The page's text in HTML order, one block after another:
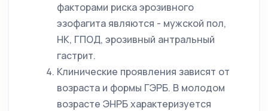
факторами риска эрозивного
эзофагита являются - мужской пол,
НК, ГПОД, эрозивный антральный
гастрит.
Клинические проявления зависят от
возраста и формы ГЭРБ. В молодом
возрасте ЭНРБ характеризуется